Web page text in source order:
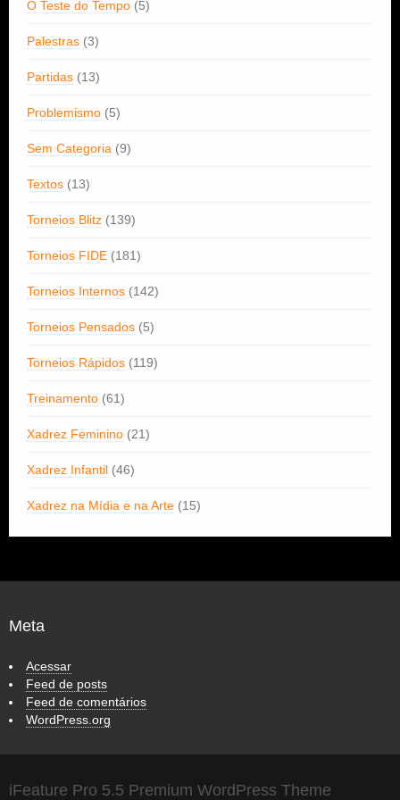
O Teste do Tempo (5)
Palestras (3)
Partidas (13)
Problemismo (5)
Sem Categoria (9)
Textos (13)
Torneios Blitz (139)
Torneios FIDE (181)
Torneios Internos (142)
Torneios Pensados (5)
Torneios Rápidos (119)
Treinamento (61)
Xadrez Feminino (21)
Xadrez Infantil (46)
Xadrez na Mídia e na Arte (15)
Meta
Acessar
Feed de posts
Feed de comentários
WordPress.org
iFeature Pro 5.5 Premium WordPress Theme